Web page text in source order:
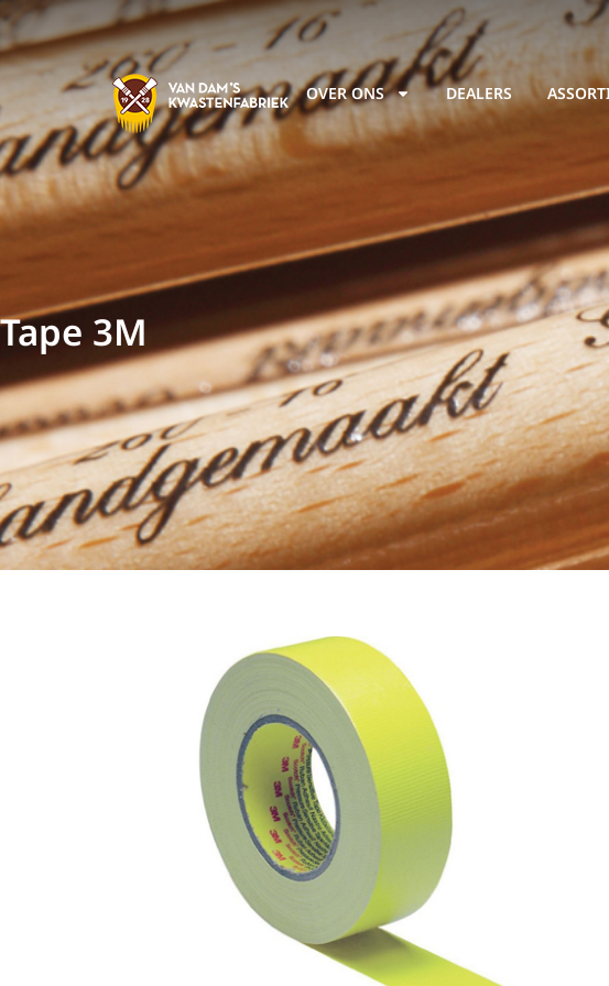
OVER ONS DEALERS
Tape 3M